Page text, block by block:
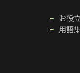
お役
用語